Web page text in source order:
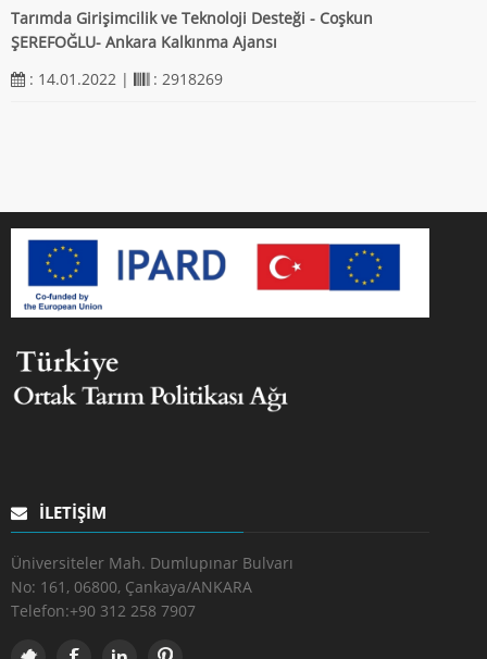
Tarımda Girişimcilik ve Teknoloji Desteği - Coşkun
ŞEREFOĞLU- Ankara Kalkınma Ajansı
: 14.01.2022 |
: 2918269
İLETIŞIM
Üniversiteler Mah. Dumlupınar Bulvarı
No: 161, 06800, Çankaya/ANKARA
Telefon:+90 312 258 7907